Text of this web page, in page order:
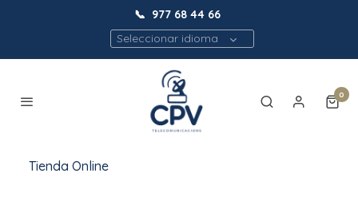
📞 977 68 44 66
Seleccionar idioma
0
Tienda Online